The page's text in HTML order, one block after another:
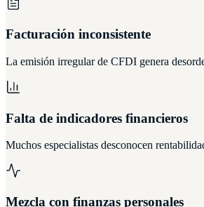
Facturación inconsistente
La emisión irregular de CFDI genera
Falta de indicadores financieros
Muchos especialistas desconocen
Mezcla con finanzas personales